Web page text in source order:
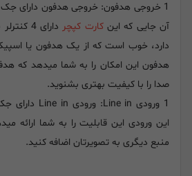
آن جایی که اینکارت کپچر
دارای 4
دارد، خوب است که از یک هدفون یا
هدفون این امکان را به شما میدهد که
صدا را با کیفیت بهتری بشنوید.
این ورودی این قابلیت را به شما ارائه
منبع دیگری به تصویرتان اضافه کنید.